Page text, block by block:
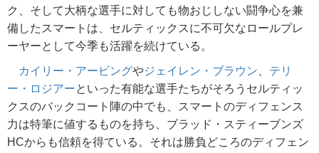
ク、そして大柄な選手に対しても物おじしない闘争心を兼
備したスマートは、セルティックスに不可欠なロールプレ
ーヤーとして今季も活躍を続けている。
カイリー・アービングやジェイレン・ブラウン
テリ
ー・ロジアーといった有能な選手たちがそろうセルティッ
クスのバックコート陣の中でも、スマートのディフェンス
力は特筆に値するものを持ち、ブラッド・スティーブンズ
HCからも信頼を得ている。それは勝負どころのディフェン